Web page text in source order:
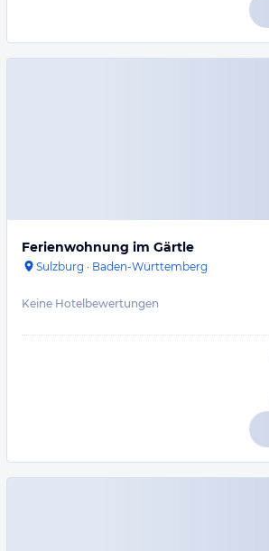
Ferienwohnung im Gärtle
Sulzburg · Baden-Württemberg
Keine Hotelbewertungen